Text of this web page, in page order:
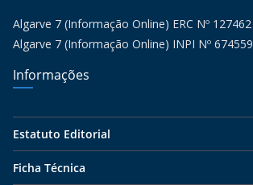
Algarve 7 (Informação Online) ERC Nº 127462
Algarve 7 (Informação Online) INPI Nº 674559
Informações
Estatuto Editorial
Ficha Técnica